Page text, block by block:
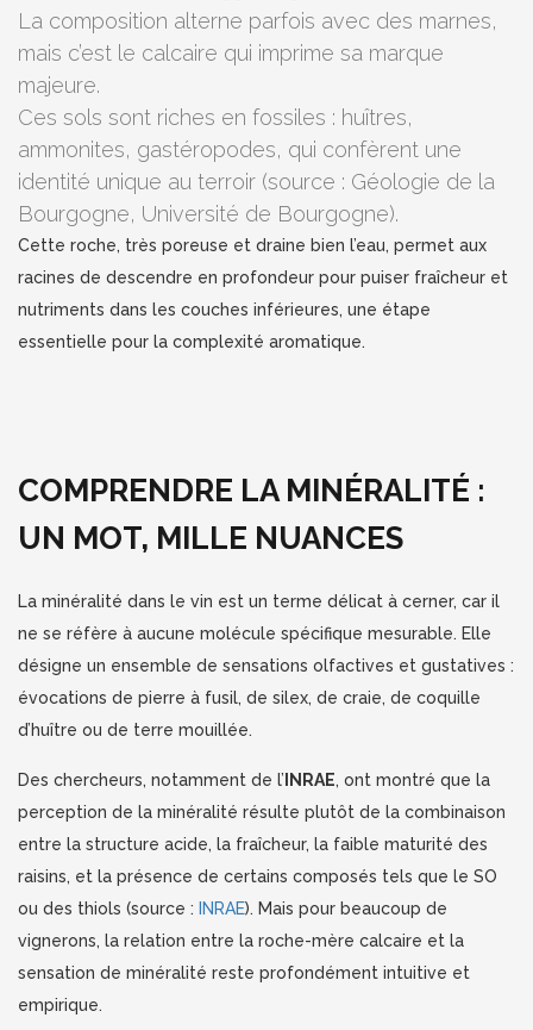
La composition alterne parfois avec des marnes,
mais c’est le calcaire qui imprime sa marque
majeure.
Ces sols sont riches en fossiles : huîtres,
ammonites, gastéropodes, qui confèrent une
identité unique au terroir (source : Géologie de la
Bourgogne, Université de Bourgogne).
Cette roche, très poreuse et draine bien l’eau, permet aux
racines de descendre en profondeur pour puiser fraîcheur et
nutriments dans les couches inférieures, une étape
essentielle pour la complexité aromatique.
COMPRENDRE LA MINÉRALITÉ :
UN MOT, MILLE NUANCES
La minéralité dans le vin est un terme délicat à cerner, car il
ne se réfère à aucune molécule spécifique mesurable. Elle
désigne un ensemble de sensations olfactives et gustatives :
évocations de pierre à fusil, de silex, de craie, de coquille
d’huître ou de terre mouillée.
Des chercheurs, notamment de l’ INRAE, ont montré que la
perception de la minéralité résulte plutôt de la combinaison
entre la structure acide, la fraîcheur, la faible maturité des
raisins, et la présence de certains composés tels que le SO
ou des thiols (source :
INRAE). Mais pour beaucoup de
vignerons, la relation entre la roche-mère calcaire et la
sensation de minéralité reste profondément intuitive et
empirique.